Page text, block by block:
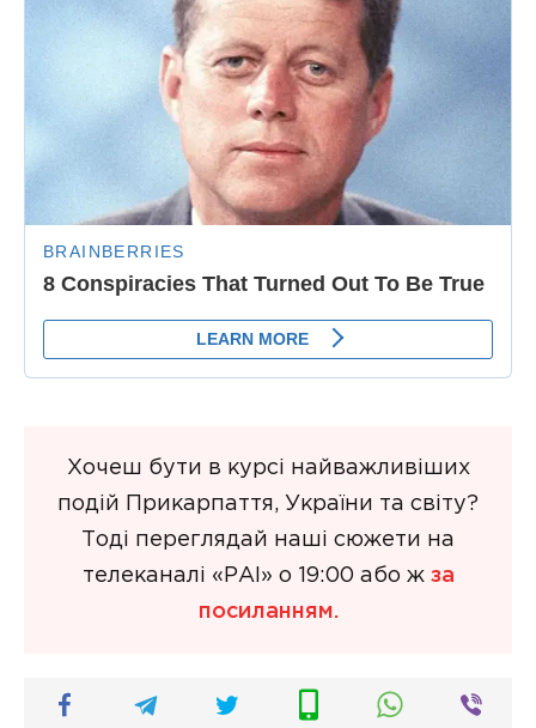
Хочеш бути в курсі найважливіших
подій Прикарпаття, України та світу?
Тоді переглядай наші сюжети на
телеканалі «РАІ» о 19:00 або ж за
посиланням.